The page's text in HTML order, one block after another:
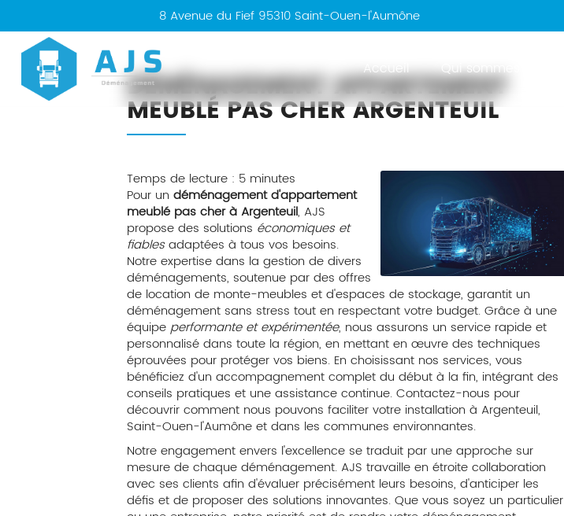
8 Avenue du Fief 95310 Saint-Ouen-l'Aumône
Accueil Qui sommes-nous ?
DÉMÉNAGEMENT APPARTEMENT
MEUBLÉ PAS CHER ARGENTEUIL
Temps de lecture : 5 minutes
Pour undéménagement d'appartement
meublé pas cher à Argenteuil, AJS
propose des solutions économiques et
fiablesadaptées à tous vos besoins.
Notre expertise dans la gestion de divers
déménagements, soutenue par des offres
de location de monte-meubles et d'espaces de stockage, garantit un
déménagement sans stress tout en respectant votre budget. Grâce à une
équipeperformante et expérimentée, nous assurons un service rapide et
personnalisé dans toute la région, en mettant en œuvre des techniques
éprouvées pour protéger vos biens. En choisissant nos services, vous
bénéficiez d'un accompagnement complet du début à la fin, intégrant des
conseils pratiques et une assistance continue. Contactez-nous pour
découvrir comment nous pouvons faciliter votre installation à Argenteuil,
Saint-Ouen-l'Aumône et dans les communes environnantes.
Notre engagement envers l'excellence se traduit par une approche sur
mesure de chaque déménagement. AJS travaille en étroite collaboration
avec ses clients afin d'évaluer précisément leurs besoins, d'anticiper les
défis et de proposer des solutions innovantes. Que vous soyez un particulier